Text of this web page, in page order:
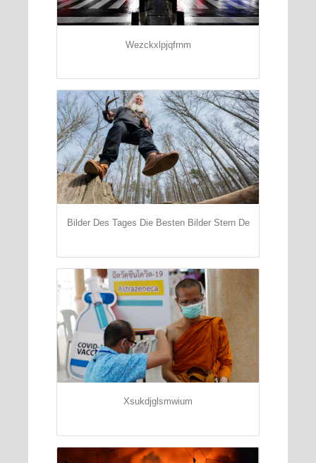
Wezckxlpjqfrnm
Bilder Des Tages Die Besten Bilder Stern De
Xsukdjglsmwium